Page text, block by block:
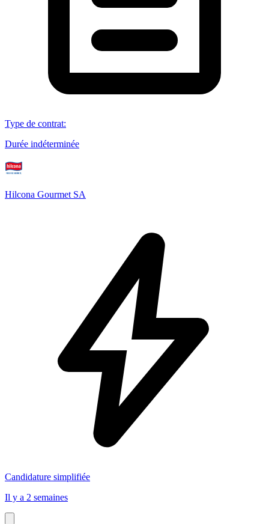
Type de contrat:
Durée indéterminée
Hilcona Gourmet SA
Candidature simplifiée
Il y a 2 semaines